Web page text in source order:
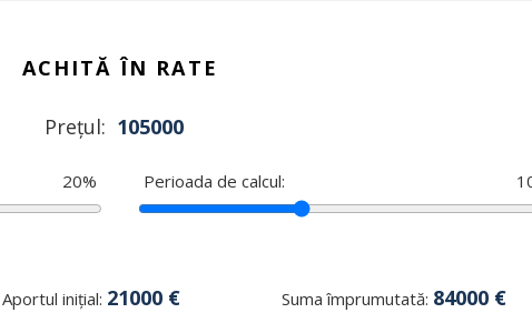
ACHITĂ ÎN RATE
Prețul: 105000
20% Perioada de calcul:
Aportul inițial: 21000€ Suma împrumutată: 84000€